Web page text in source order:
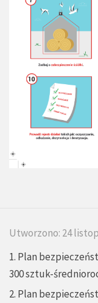
Utworzono: 24
1. Plan
300 sztuk-
2. Plan